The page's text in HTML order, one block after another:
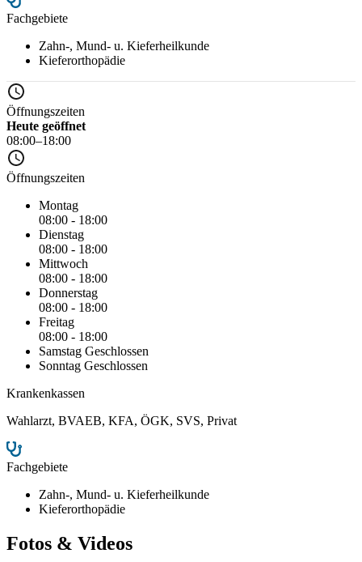
Fachgebiete
Zahn-, Mund- u. Kieferheilkunde
Kieferorthopädie
Öffnungszeiten
Heute geöffnet
08:00–18:00
Öffnungszeiten
Montag
08:00 - 18:00
Dienstag
08:00 - 18:00
Mittwoch
08:00 - 18:00
Donnerstag
08:00 - 18:00
Freitag
08:00 - 18:00
Samstag Geschlossen
Sonntag Geschlossen
Krankenkassen
Wahlarzt, BVAEB, KFA, ÖGK, SVS, Privat
Fachgebiete
Zahn-, Mund- u. Kieferheilkunde
Kieferorthopädie
Fotos & Videos